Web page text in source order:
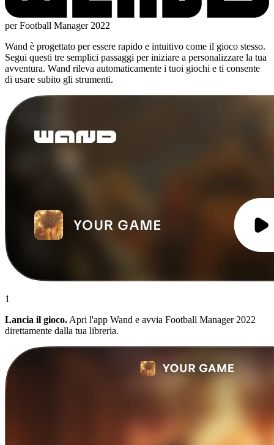
per Football Manager 2022
Wand è progettato per essere rapido e intuitivo come il gioco stesso.
Segui questi tre semplici passaggi per iniziare a personalizzare la tua
avventura. Wand rileva automaticamente i tuoi giochi e ti consente
di usare subito gli strumenti.
1
Lancia il gioco. Apri l'app Wand e avvia Football Manager 2022
direttamente dalla tua libreria.